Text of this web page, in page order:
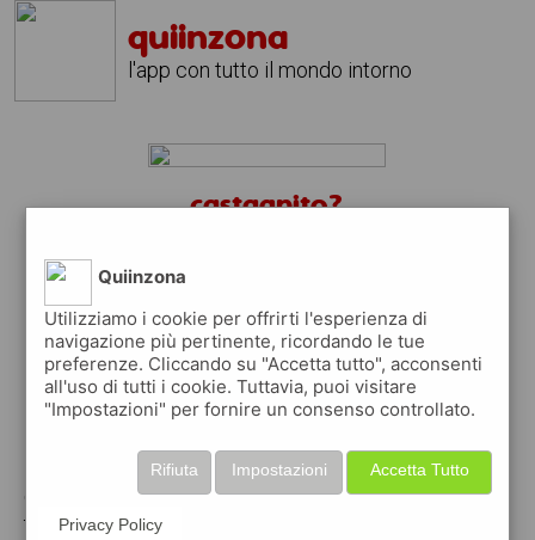
quiinzona
l'app con tutto il mondo intorno
castagnito?
↴
scarica gratis app
pubblica gratis i tuoi annunci
con quiinzona puoi inserire gratuitamente i
tuoi annunci per :
Quiinzona
Utilizziamo i cookie per offrirti l'esperienza di
navigazione più pertinente, ricordando le tue
preferenze. Cliccando su "Accetta tutto", acconsenti
all'uso di tutti i cookie. Tuttavia, puoi visitare
"Impostazioni" per fornire un consenso controllato.
Accetta Tutto
Impostazioni
Rifiuta
Privacy Policy